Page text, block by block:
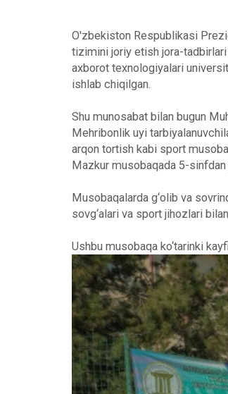
O'zbekiston Respublikasi
tizimini joriy etish jora-
axborot texnologiyalari
ishlab chiqilgan.
Shu munosabat bilan bugun
Mehribonlik uyi
arqon tortish kabi sport
Mazkur musobaqada 5-
Musobaqalarda g‘olib va
sovg‘alari va sport jihozlari
Ushbu musobaqa ko‘tarinki